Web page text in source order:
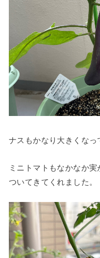
ナスもかなり大きくなっ
ミニトマトもなかなか
ついてきてくれました。